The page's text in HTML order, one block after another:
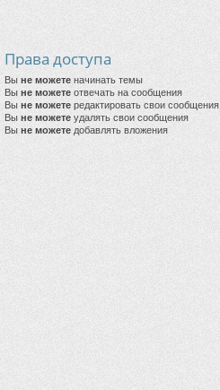
Права доступа
Вы не можете начинать темы
Вы не можете отвечать на сообщения
Вы не можете редактировать свои сообщения
Вы не можете удалять свои сообщения
Вы не можете добавлять вложения